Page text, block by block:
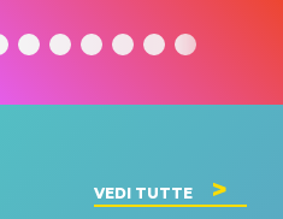
del singolo
VEDI TUTTE